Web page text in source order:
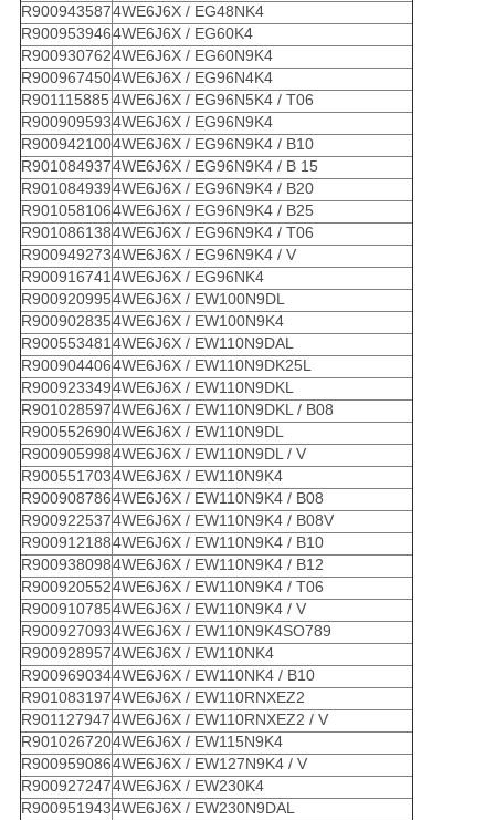
R9009435874WE6J6X / EG48NK4
R9009539464WE6J6X / EG60K4
R9009307624WE6J6X / EG60N9K4
R9009674504WE6J6X / EG96N4K4
R901115885 4WE6J6X / EG96N5K4 / T06
R9009095934WE6J6X / EG96N9K4
R9009421004WE6J6X / EG96N9K4 / B10
R9010849374WE6J6X / EG96N9K4 / B 15
R9010849394WE6J6X / EG96N9K4 / B20
R9010581064WE6J6X / EG96N9K4 / B25
R9010861384WE6J6X / EG96N9K4 / T06
R9009492734WE6J6X / EG96N9K4 / V
R9009167414WE6J6X / EG96NK4
R9009209954WE6J6X / EW100N9DL
R9009028354WE6J6X / EW100N9K4
R9005534814WE6J6X / EW110N9DAL
R9009044064WE6J6X / EW110N9DK25L
R9009233494WE6J6X / EW110N9DKL
R9010285974WE6J6X / EW110N9DKL / B08
R9005526904WE6J6X / EW110N9DL
R9009059984WE6J6X / EW110N9DL / V
R9005517034WE6J6X / EW110N9K4
R9009087864WE6J6X / EW110N9K4 / B08
R9009225374WE6J6X / EW110N9K4 / B08V
R9009121884WE6J6X / EW110N9K4 / B10
R9009380984WE6J6X / EW110N9K4 / B12
R9009205524WE6J6X / EW110N9K4 / T06
R9009107854WE6J6X / EW110N9K4 / V
R9009270934WE6J6X / EW110N9K4SO789
R9009289574WE6J6X / EW110NK4
R9009690344WE6J6X / EW110NK4 / B10
R9010831974WE6J6X / EW110RNXEZ2
R9011279474WE6J6X / EW110RNXEZ2 / V
R9010267204WE6J6X / EW115N9K4
R9009590864WE6J6X / EW127N9K4 / V
R9009272474WE6J6X / EW230K4
R9009519434WE6J6X / EW230N9DAL